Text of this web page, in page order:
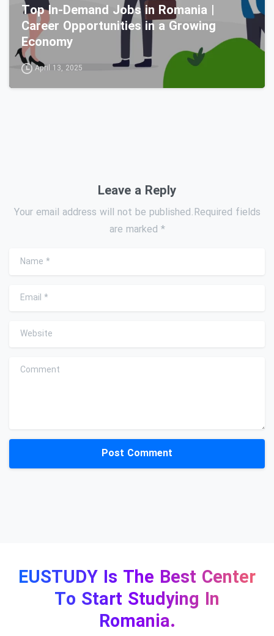
Top In-Demand Jobs in Romania |
Career Opportunities in a Growing
Economy
April 13, 2025
Leave a Reply
Your email address will not be published.Required fields
are marked *
Name*
Email*
Website
Comment
EUSTUDY Is The Best Center
To Start Studying In
Romania.